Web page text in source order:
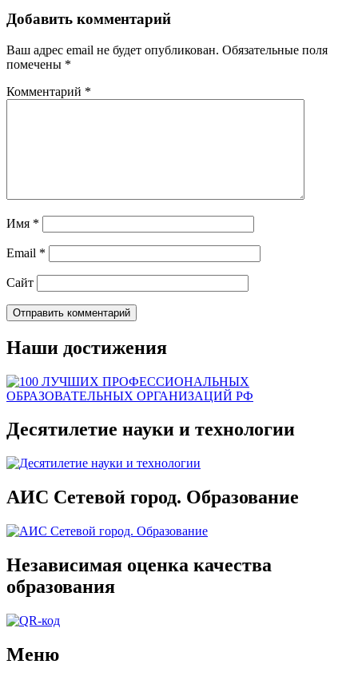
Добавить комментарий
Ваш адрес email не будет опубликован. Обязательные поля
помечены *
Комментарий *
Имя *
Email *
Сайт
Наши достижения
Десятилетие науки и технологии
АИС Сетевой город. Образование
Независимая оценка качества
образования
Меню